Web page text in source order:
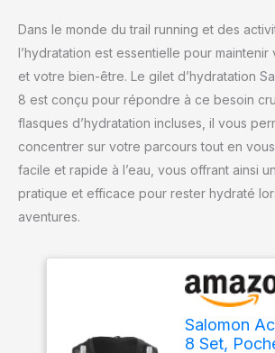
Dans le monde du trail running et des
l’hydratation est essentielle pour
et votre bien-être. Le gilet d’hydratation
8 est conçu pour répondre à ce besoin
flasques d’hydratation incluses, il vous
concentrer sur votre parcours tout en
facile et rapide à l’eau, vous offrant ainsi
pratique et efficace pour rester hydraté
aventures.
Salomon
8 Set,